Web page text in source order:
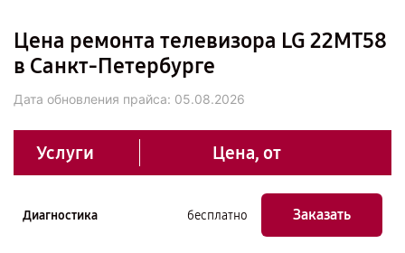
Цена ремонта телевизора LG 22MT58
в Санкт-Петербурге
Дата обновления прайса: 05.08.2026
Услуги Цена, от
Диагностика бесплатно Заказать